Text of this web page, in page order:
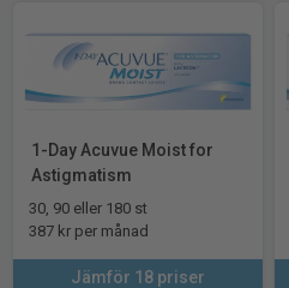
1-Day Acuvue Moist for
Astigmatism
30, 90 eller 180 st
387 kr per månad
Jämför 18 priser